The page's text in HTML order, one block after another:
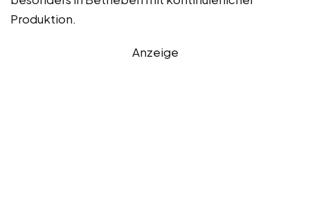
Produktion.
Anzeige